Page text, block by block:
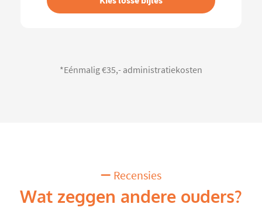
*Eénmalig €35,- administratiekosten
Recensies
Wat zeggen andere ouders?